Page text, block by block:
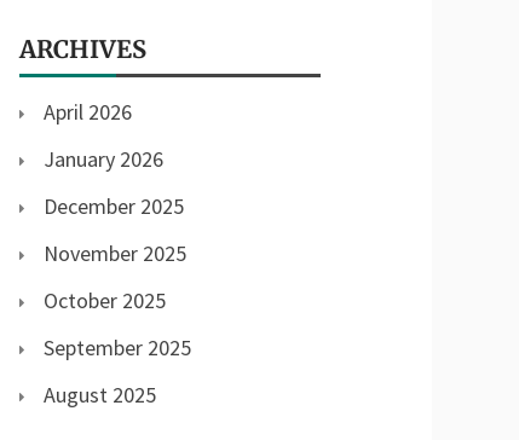
ARCHIVES
April 2026
January 2026
December 2025
November 2025
October 2025
September 2025
August 2025